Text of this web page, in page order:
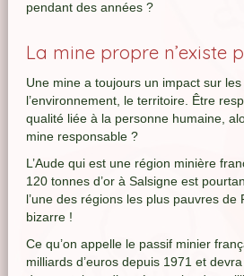
pendant des années ?
La mine propre n’existe
Une mine a toujours un impact sur les
l’environnement, le territoire. Être
qualité liée à la personne humaine,
mine responsable ?
L’Aude qui est une région minière
120 tonnes d’or à Salsigne est
l’une des régions les plus pauvres de
bizarre !
Ce qu’on appelle le passif minier
milliards d’euros depuis 1971 et